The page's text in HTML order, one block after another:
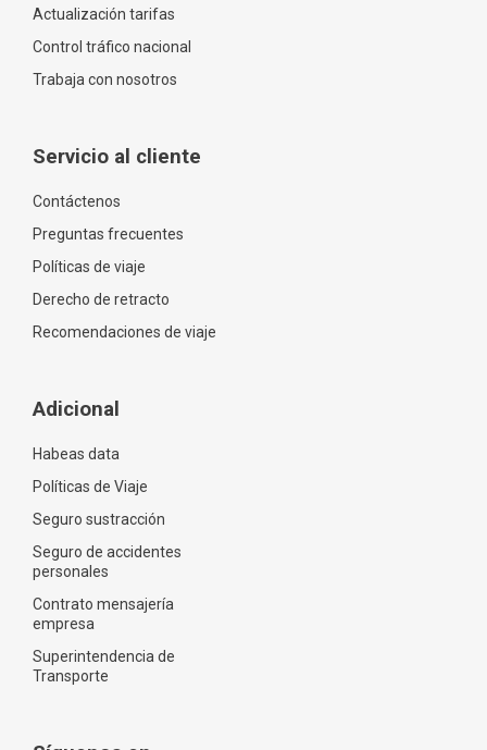
Actualización tarifas
Control tráfico nacional
Trabaja con nosotros
Servicio al cliente
Contáctenos
Preguntas frecuentes
Políticas de viaje
Derecho de retracto
Recomendaciones de viaje
Adicional
Habeas data
Políticas de Viaje
Seguro sustracción
Seguro de accidentes
personales
Contrato mensajería
empresa
Superintendencia de
Transporte